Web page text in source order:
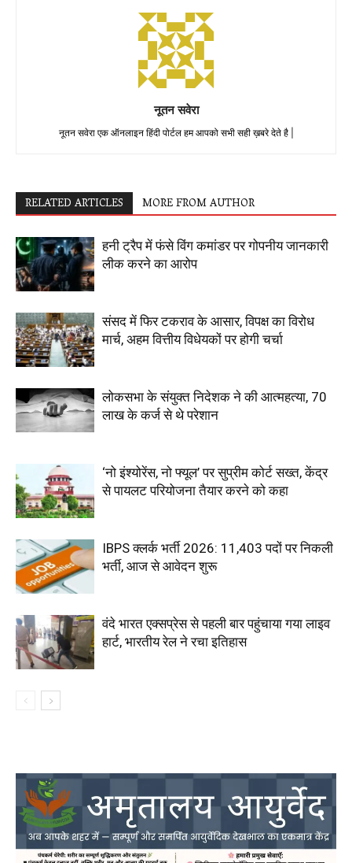
नूतन सवेरा
नूतन सवेरा एक ऑनलाइन हिंदी पोर्टल हम आपको सभी सही ख़बरे देते है |
RELATED ARTICLES MORE FROM AUTHOR
हनी ट्रैप में फंसे विंग कमांडर पर गोपनीय जानकारी
लीक करने का आरोप
संसद में फिर टकराव के आसार, विपक्ष का विरोध
मार्च, अहम वित्तीय विधेयकों पर होगी चर्चा
लोकसभा के संयुक्त निदेशक ने की आत्महत्या, 70
लाख के कर्ज से थे परेशान
‘नो इंश्योरेंस, नो फ्यूल’ पर सुप्रीम कोर्ट सख्त, केंद्र
से पायलट परियोजना तैयार करने को कहा
IBPS क्लर्क भर्ती 2026: 11,403 पदों पर निकली
भर्ती, आज से आवेदन शुरू
वंदे भारत एक्सप्रेस से पहली बार पहुंचाया गया लाइव
हार्ट, भारतीय रेल ने रचा इतिहास